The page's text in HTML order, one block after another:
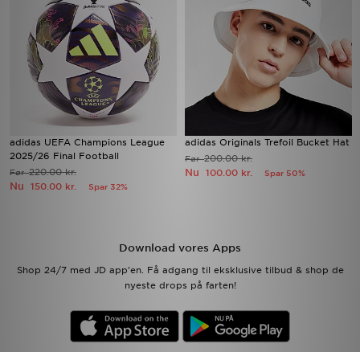
adidas UEFA Champions League
2025/26 Final Football
Før220.00 kr.
Nu 150.00 kr. Spar 32%
adidas Originals Trefoil Bucket Hat
Før200.00 kr.
Nu 100.00 kr. Spar 50%
Download vores Apps
Shop 24/7 med JD app'en. Få adgang til eksklusive tilbud & shop de
nyeste drops på farten!